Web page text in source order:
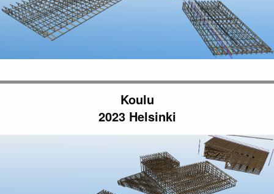
Koulu
2023 Helsinki